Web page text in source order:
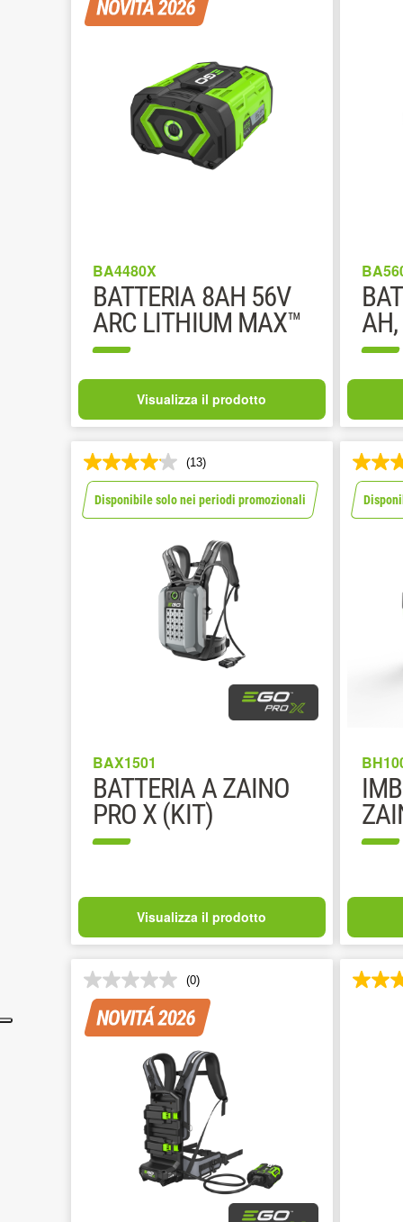
BA4480X
BATTERIA 8AH 56V
ARC LITHIUM MAX™
Visualizza il prodotto
(13)
Disponibile solo nei periodi promozionali
BAX1501
BATTERIA A ZAINO
PRO X (KIT)
Visualizza il prodotto
(0)